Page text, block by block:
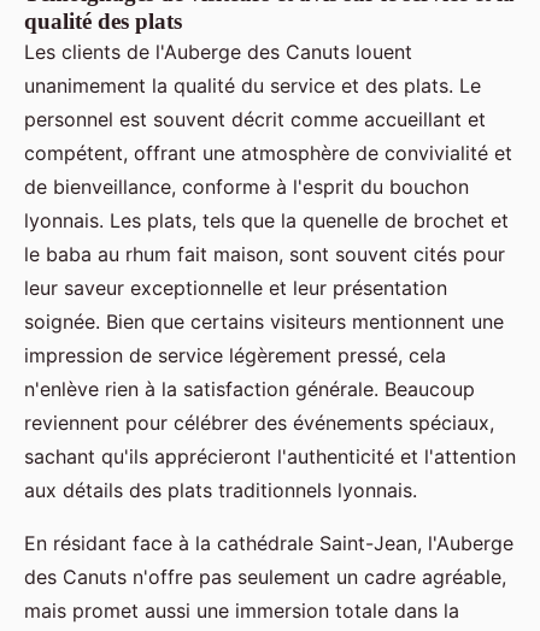
qualité des plats
Les clients de l'Auberge des Canuts louent
unanimement la qualité du service et des plats. Le
personnel est souvent décrit comme accueillant et
compétent, offrant une atmosphère de convivialité et
de bienveillance, conforme à l'esprit du bouchon
lyonnais. Les plats, tels que la quenelle de brochet et
le baba au rhum fait maison, sont souvent cités pour
leur saveur exceptionnelle et leur présentation
soignée. Bien que certains visiteurs mentionnent une
impression de service légèrement pressé, cela
n'enlève rien à la satisfaction générale. Beaucoup
reviennent pour célébrer des événements spéciaux,
sachant qu'ils apprécieront l'authenticité et l'attention
aux détails des plats traditionnels lyonnais.
En résidant face à la cathédrale Saint-Jean, l'Auberge
des Canuts n'offre pas seulement un cadre agréable,
mais promet aussi une immersion totale dans la